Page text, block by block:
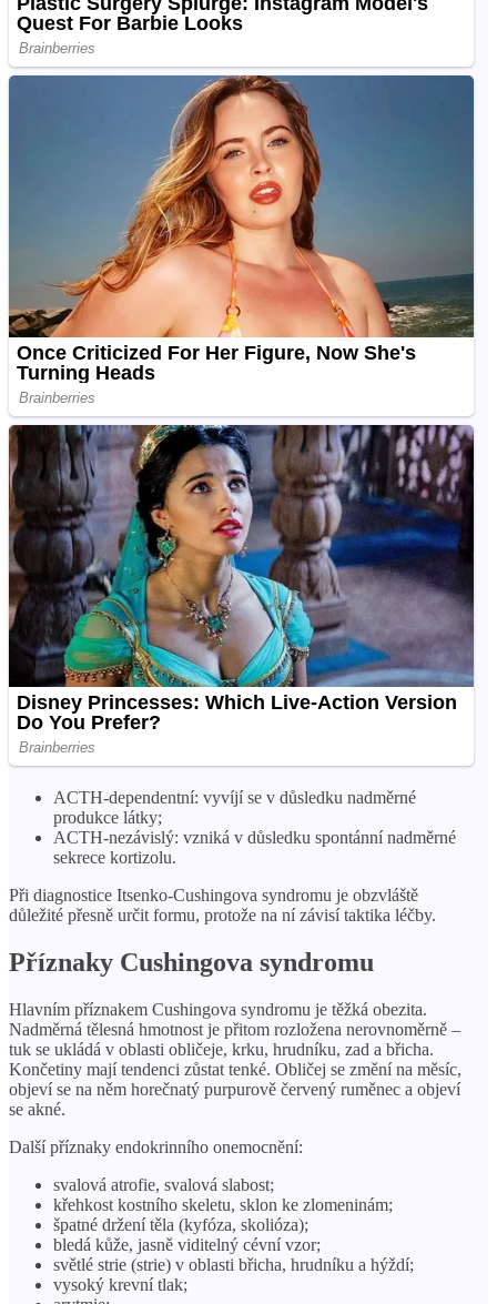
ACTH-dependentní: vyvíjí se v důsledku nadměrné
produkce látky;
ACTH-nezávislý: vzniká v důsledku spontánní nadměrné
sekrece kortizolu.
Při diagnostice Itsenko-Cushingova syndromu je obzvláště
důležité přesně určit formu, protože na ní závisí taktika léčby.
Příznaky Cushingova syndromu
Hlavním příznakem Cushingova syndromu je těžká obezita.
Nadměrná tělesná hmotnost je přitom rozložena nerovnoměrně –
tuk se ukládá v oblasti obličeje, krku, hrudníku, zad a břicha.
Končetiny mají tendenci zůstat tenké. Obličej se změní na měsíc,
objeví se na něm horečnatý purpurově červený ruměnec a objeví
se akné.
Další příznaky endokrinního onemocnění:
svalová atrofie, svalová slabost;
křehkost kostního skeletu, sklon ke zlomeninám;
špatné držení těla (kyfóza, skolióza);
bledá kůže, jasně viditelný cévní vzor;
světlé strie (strie) v oblasti břicha, hrudníku a hýždí;
vysoký krevní tlak;